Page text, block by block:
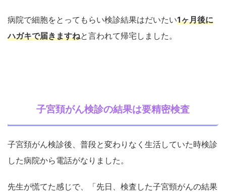
病院で細胞をとってもらい検診結果はだいたい1ヶ月後に
ハガキで届きますねと言われて帰宅しました。
子宮頚がん検診の結果は要精密検査
子宮頚がん検診後、普段と変わりなく生活していた時検診
した病院から電話がなりました。
先生が慌てた感じで、「先日、検査した子宮頸がんの結果